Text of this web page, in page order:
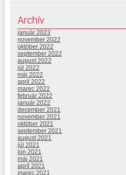
Archív
január 2023
november 2022
október 2022
september 2022
august 2022
júl 2022
máj 2022
apríl 2022
marec 2022
február 2022
január 2022
december 2021
november 2021
október 2021
september 2021
august 2021
júl 2021
jún 2021
máj 2021
apríl 2021
marec 2021